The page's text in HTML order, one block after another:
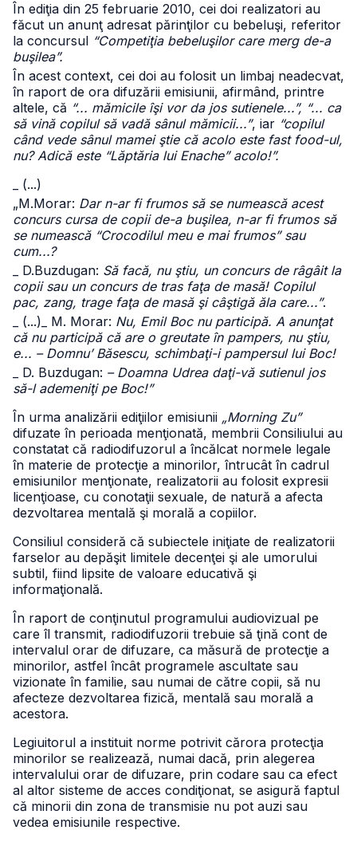
În ediţia din 25 februarie 2010, cei doi realizatori au
făcut un anunţ adresat părinţilor cu bebeluşi, referitor
la concursul “Competiţia bebeluşilor care merg de-a
buşilea”.
În acest context, cei doi au folosit un limbaj neadecvat,
în raport de ora difuzării emisiunii, afirmând, printre
altele, că “... mămicile îşi vor da jos sutienele...”, “... ca
să vină copilul să vadă sânul mămicii...”, iar “copilul
când vede sânul mamei ştie că acolo este fast food-ul,
nu? Adică este “Lăptăria lui Enache” acolo!”.
_ (...)
„M.Morar: Dar n-ar fi frumos să se numească acest
concurs cursa de copii de-a buşilea, n-ar fi frumos să
se numească “Crocodilul meu e mai frumos” sau
cum...?
_ D.Buzdugan: Să facă, nu ştiu, un concurs de râgâit la
copii sau un concurs de tras faţa de masă! Copilul
pac, zang, trage faţa de masă şi câştigă ăla care...”.
_ (...) _ M. Morar: Nu, Emil Boc nu participă. A anunţat
că nu participă că are o greutate în pampers, nu ştiu,
e... – Domnu’ Băsescu, schimbaţi-i pampersul lui Boc!
_ D. Buzdugan: – Doamna Udrea daţi-vă sutienul jos
să-l ademeniţi pe Boc!”
În urma analizării ediţiilor emisiunii „Morning Zu”
difuzate în perioada menţionată, membrii Consiliului au
constatat că radiodifuzorul a încălcat normele legale
în materie de protecţie a minorilor, întrucât în cadrul
emisiunilor menţionate, realizatorii au folosit expresii
licenţioase, cu conotaţii sexuale, de natură a afecta
dezvoltarea mentală şi morală a copiilor.
Consiliul consideră că subiectele iniţiate de realizatorii
farselor au depăşit limitele decenţei şi ale umorului
subtil, fiind lipsite de valoare educativă şi
informaţională.
În raport de conţinutul programului audiovizual pe
care îl transmit, radiodifuzorii trebuie să ţină cont de
intervalul orar de difuzare, ca măsură de protecţie a
minorilor, astfel încât programele ascultate sau
vizionate în familie, sau numai de către copii, să nu
afecteze dezvoltarea fizică, mentală sau morală a
acestora.
Legiuitorul a instituit norme potrivit cărora protecţia
minorilor se realizează, numai dacă, prin alegerea
intervalului orar de difuzare, prin codare sau ca efect
al altor sisteme de acces condiţionat, se asigură faptul
că minorii din zona de transmisie nu pot auzi sau
vedea emisiunile respective.